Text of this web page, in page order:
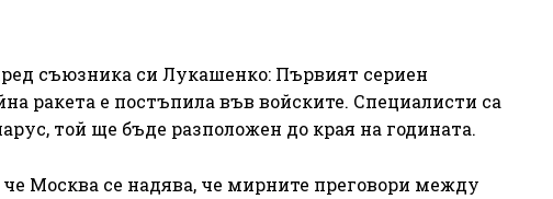
съюзника си Лукашенко: Първият сериен
ракета е постъпила във войските. Специалисти са
той ще бъде разположен до края на годината.
Москва се надява, че мирните преговори между